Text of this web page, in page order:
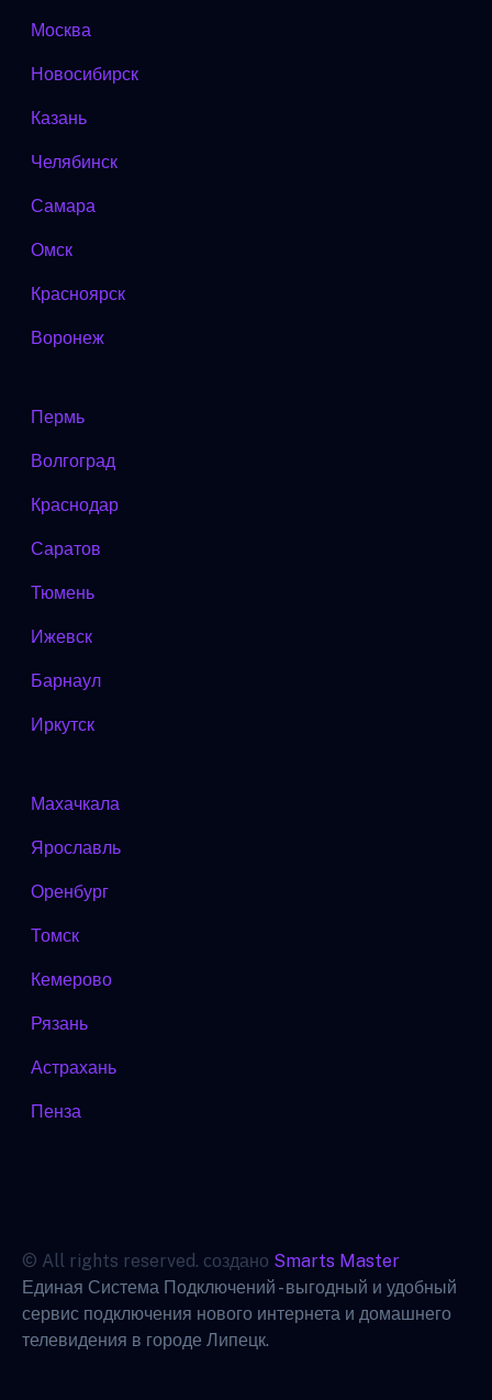
Москва
Новосибирск
Казань
Челябинск
Самара
Омск
Красноярск
Воронеж
Пермь
Волгоград
Краснодар
Саратов
Тюмень
Ижевск
Барнаул
Иркутск
Махачкала
Ярославль
Оренбург
Томск
Кемерово
Рязань
Астрахань
Пенза
© All rights reserved. создано Smarts Master
Единая Система Подключений - выгодный и удобный
сервис подключения нового интернета и домашнего
телевидения в городе Липецк.